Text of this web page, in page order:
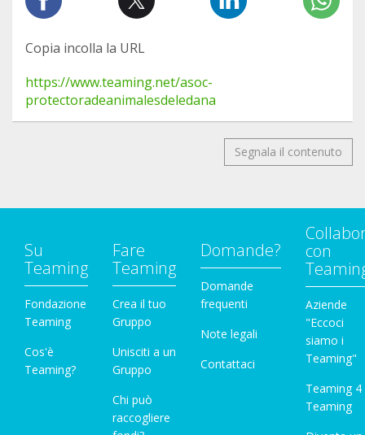
Copia incolla la URL
https://www.teaming.net/asoc-
protectoradeanimalesdeledana
Segnala il contenuto
Su
Teaming
Fondazione
Teaming
Cos'è
Teaming?
Fare
Teaming
Crea il tuo
Gruppo
Unisciti a un
Gruppo
Chi può
raccogliere
Domande?
Domande
frequenti
Note legali
Contattaci
con
Aziende
"Eccoci
siamo i
Teaming"
Teaming 4
Teaming